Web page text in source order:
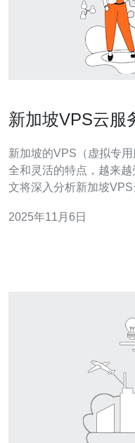
新加坡VPS云服
新加坡的VPS（虚拟专
全和灵活的特点，越来
文将深入分析新加坡
VPS服务。 1. 新加坡VPS云服务器的特点 新加坡VPS云
2025年11月6日